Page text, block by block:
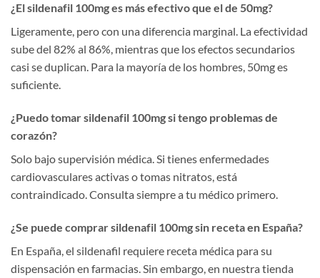
¿El sildenafil 100mg es más efectivo que el de 50mg?
Ligeramente, pero con una diferencia marginal. La efectividad
sube del 82% al 86%, mientras que los efectos secundarios
casi se duplican. Para la mayoría de los hombres, 50mg es
suficiente.
¿Puedo tomar sildenafil 100mg si tengo problemas de
corazón?
Solo bajo supervisión médica. Si tienes enfermedades
cardiovasculares activas o tomas nitratos, está
contraindicado. Consulta siempre a tu médico primero.
¿Se puede comprar sildenafil 100mg sin receta en España?
En España, el sildenafil requiere receta médica para su
dispensación en farmacias. Sin embargo, en nuestra tienda